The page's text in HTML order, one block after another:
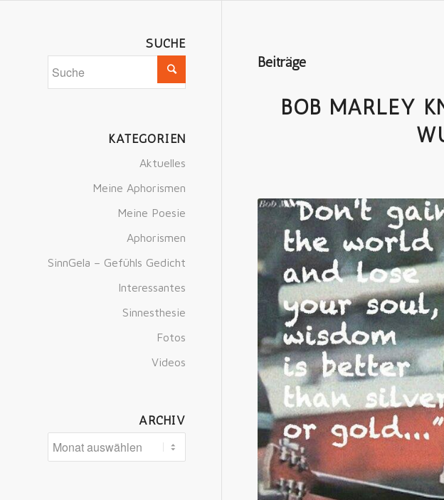
Beiträge
BOB MARLEY
SUCHE
KATEGORIEN
Aktuelles
Meine Aphorismen
Meine Poesie
Aphorismen
SinnGela – Gefühls Gedicht
Interessantes
Sinnesthesie
Fotos
Videos
ARCHIV